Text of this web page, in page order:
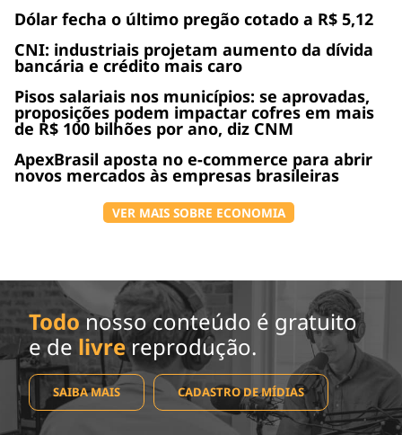
Dólar fecha o último pregão cotado a R$ 5,12
CNI: industriais projetam aumento da dívida
bancária e crédito mais caro
Pisos salariais nos municípios: se aprovadas,
proposições podem impactar cofres em mais
de R$ 100 bilhões por ano, diz CNM
ApexBrasil aposta no e-commerce para abrir
novos mercados às empresas brasileiras
VER MAIS SOBRE ECONOMIA
Todo nosso conteúdo é gratuito
e de livrereprodução.
SAIBA MAIS CADASTRO DE MÍDIAS